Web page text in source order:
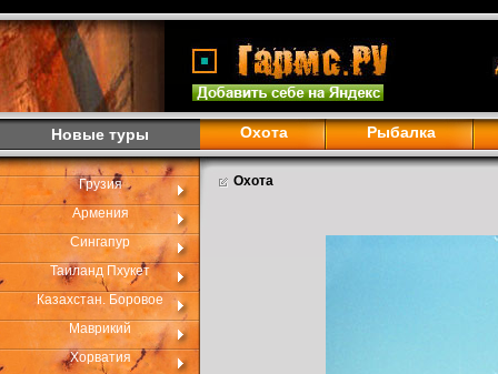
Новые туры Охота Рыбалка
Грузия
Армения
Сингапур
Таиланд Пхукет
Казахстан. Боровое
Маврикий
Хорватия
Охота